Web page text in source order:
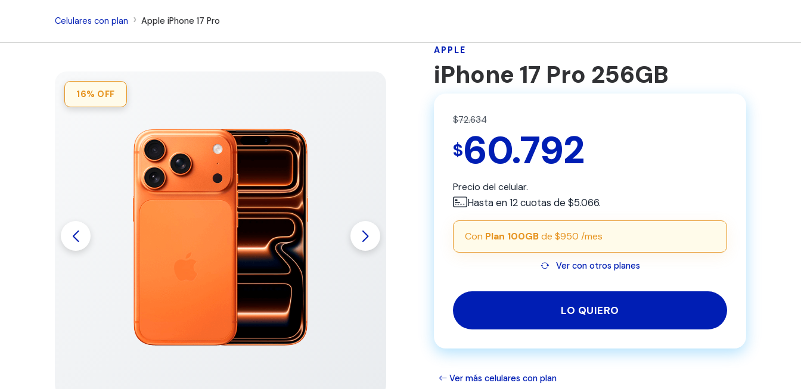
Celulares con plan Apple iPhone 17 Pro
16% OFF
APPLE
iPhone 17 Pro 256GB
$72.634
$60.792
Precio del celular.
Hasta en 12 cuotas de $5.066.
Con Plan 100GBde $950 /mes
Ver con otros planes
LO QUIERO
Ver más celulares con plan